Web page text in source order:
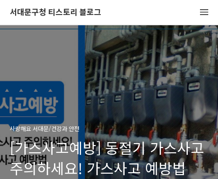
서대문구청 티스토리 블로그
사랑해요 서대문/건강과 안전
[가스사고예방] 동절기 가스사고
주의하세요! 가스사고 예방법